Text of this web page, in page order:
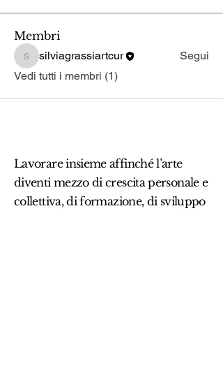
Membri
silviagrassiartcur
silviagrassiartcur
Segui
Vedi tutti i membri (1)
Lavorare insieme affinché l’arte
diventi mezzo di crescita personale e
collettiva, di formazione, di sviluppo